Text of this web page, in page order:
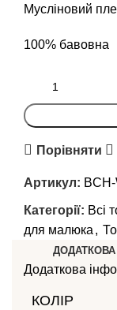
Мусліновий
100% бавовна
Порівняти
Артикул:
Категорії: Всі
для малюка ,
Додаткова
КОЛІР